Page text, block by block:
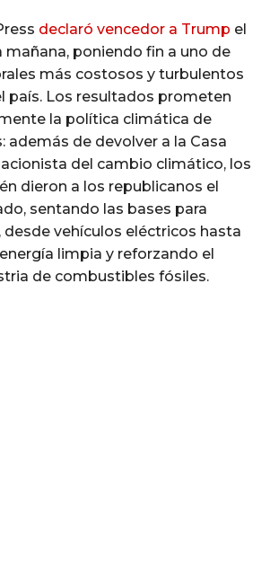
declaró vencedor a Trump el
mañana, poniendo fin a uno de
más costosos y turbulentos
país. Los resultados prometen
la política climática de
además de devolver a la Casa
del cambio climático, los
dieron a los republicanos el
sentando las bases para
vehículos eléctricos hasta
limpia y reforzando el
de combustibles fósiles.